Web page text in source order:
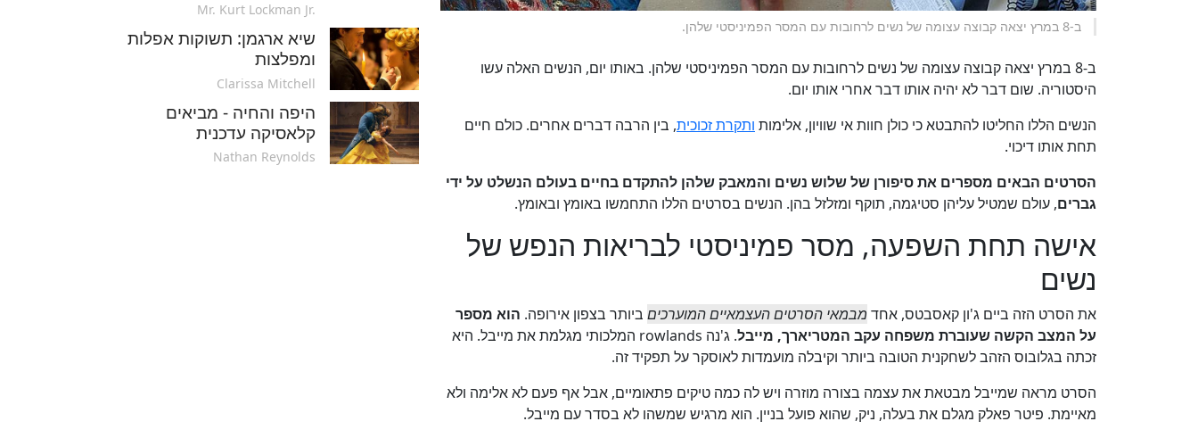
ב-8 במרץ יצאה קבוצה עצומה של נשים לרחובות עם המסר הפמיניסטי שלהן.
ב-8 במרץ יצאה קבוצה עצומה של נשים לרחובות עם המסר הפמיניסטי שלהן. באותו יום, הנשים האלה עשו
היסטוריה. שום דבר לא יהיה אותו דבר אחרי אותו יום.
הנשים הללו החליטו להתבטא כי כולן חוות אי שוויון, אלימות ותקרת זכוכית, בין הרבה דברים אחרים. כולם חיים
תחת אותו דיכוי.
הסרטים הבאים מספרים את סיפורן של שלוש נשים והמאבק שלהן להתקדם בחיים בעולם הנשלט על ידי
גברים, עולם שמטיל עליהן סטיגמה, תוקף ומזלזל בהן. הנשים בסרטים הללו התחמשו באומץ ובאומץ.
אישה תחת השפעה, מסר פמיניסטי לבריאות הנפש של
נשים
את הסרט הזה ביים ג'ון קאסבטס, אחד מבמאי הסרטים העצמאיים המוערכים ביותר בצפון אירופה. הוא מספר
על המצב הקשה שעוברת משפחה עקב המטריארך, מייבל
. ג'נה rowlands המלכותי מגלמת את מייבל. היא
זכתה בגלובוס הזהב לשחקנית הטובה ביותר וקיבלה מועמדות לאוסקר על תפקיד זה.
הסרט מראה שמייבל מבטאת את עצמה בצורה מוזרה ויש לה כמה טיקים פתאומיים, אבל אף פעם לא אלימה ולא
מאיימת. פיטר פאלק מגלם את בעלה, ניק, שהוא פועל בניין. הוא מרגיש שמשהו לא בסדר עם מייבל.
Mr. Kurt Lockman Jr.
שיא ארגמן: תשוקות אפלות
ומפלצות
Clarissa Mitchell
היפה והחיה - מביאים
קלאסיקה עדכנית
Nathan Reynolds